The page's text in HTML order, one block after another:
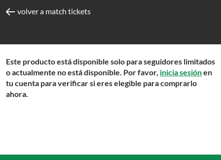
volver a match tickets
Este producto está disponible solo para seguidores limitados
o actualmente no está disponible. Por favor, inicia sesiónen
tu cuenta para verificar si eres elegible para comprarlo
ahora.